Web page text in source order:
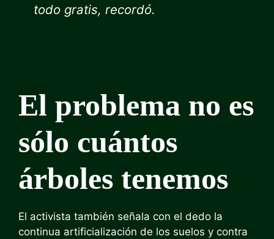
todo gratis, recordó.
El problema no es
sólo cuántos
árboles tenemos
El activista también señala con el dedo la
continua artificialización de los suelos y contra